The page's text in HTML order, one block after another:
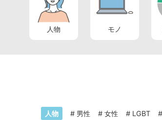
人物 モノ
人物 # 男性 # 女性 # LGBT #